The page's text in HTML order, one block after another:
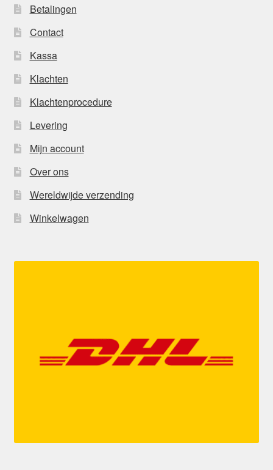
Betalingen
Contact
Kassa
Klachten
Klachtenprocedure
Levering
Mijn account
Over ons
Wereldwijde verzending
Winkelwagen